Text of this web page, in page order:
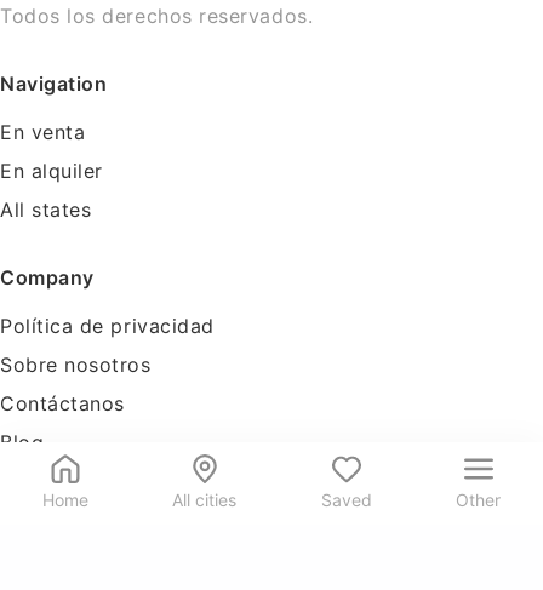
Home All cities Saved Other
Todos los derechos reservados.
Navigation
En venta
En alquiler
All states
Company
Política de privacidad
Sobre nosotros
Contáctanos
Blog
Tools